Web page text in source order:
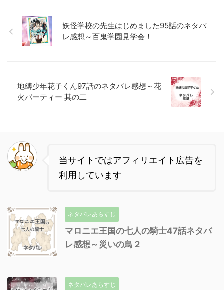
妖怪学校の先生はじめました95話のネタバ
レ感想～百鬼学園見学会！
地縛少年花子くん97話のネタバレ感想～花
火パーティー 其の二
当サイトではアフィリエイト広告を
利用しています
ネタバレあらすじ
マロニエ王国の七人の騎士47話ネタバ
レ感想～災いの鳥２
ネタバレあらすじ